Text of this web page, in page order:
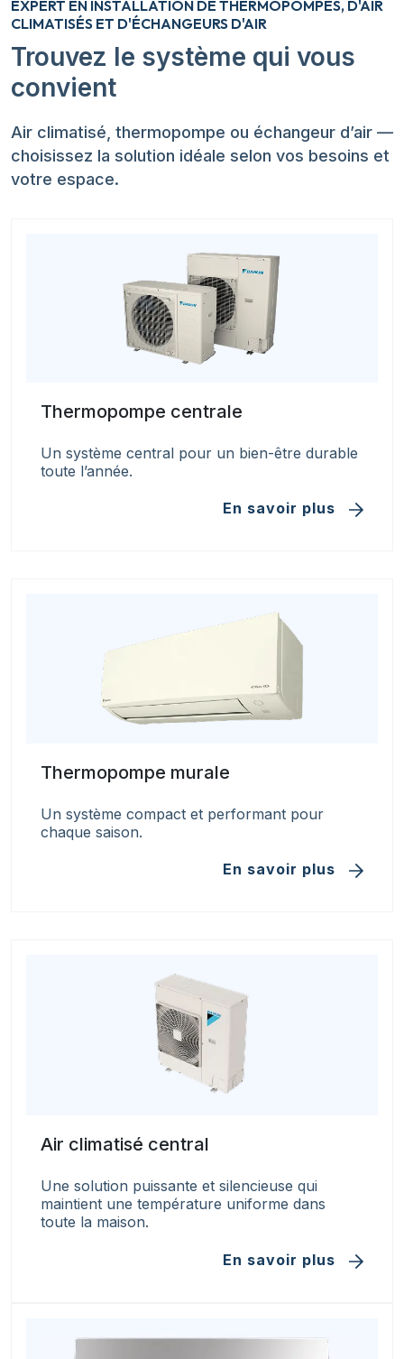
EXPERT EN INSTALLATION DE THERMOPOMPES, D'AIR
CLIMATISÉS ET D'ÉCHANGEURS D'AIR
Trouvez le système qui vous
convient
Air climatisé, thermopompe ou échangeur d’air —
choisissez la solution idéale selon vos besoins et
votre espace.
Thermopompe centrale
Un système central pour un bien-être durable
toute l’année.
En savoir plus
Thermopompe murale
Un système compact et performant pour
chaque saison.
En savoir plus
Air climatisé central
Une solution puissante et silencieuse qui
maintient une température uniforme dans
toute la maison.
En savoir plus